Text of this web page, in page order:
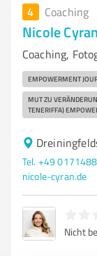
4 Coaching
Nicole Cyran
Coaching,
EMPOWERMENT
MUT ZU
TENERIFFA)
Tel. +49
nicole-cyran.de
Nicht